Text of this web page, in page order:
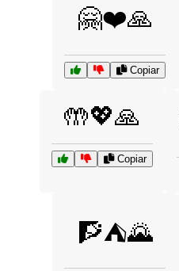
🤗❤️🙏
Copiar
🤲💖🙏
Copiar
🧗⛺🌄